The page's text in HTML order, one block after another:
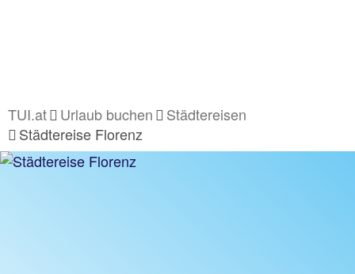
TUI.at Urlaub buchen
Städtereisen
Städtereise Florenz